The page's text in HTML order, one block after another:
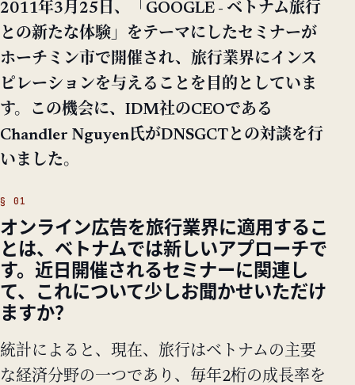
2011年3月25日、「GOOGLE - ベトナム旅行
との新たな体験」をテーマにしたセミナーが
ホーチミン市で開催され、旅行業界にインス
ピレーションを与えることを目的としていま
す。この機会に、IDM社のCEOである
Chandler Nguyen氏がDNSGCTとの対談を行
いました。
オンライン広告を旅行業界に適用するこ
とは、ベトナムでは新しいアプローチで
す。近日開催されるセミナーに関連し
て、これについて少しお聞かせいただけ
ますか？
統計によると、現在、旅行はベトナムの主要
な経済分野の一つであり、毎年2桁の成長率を